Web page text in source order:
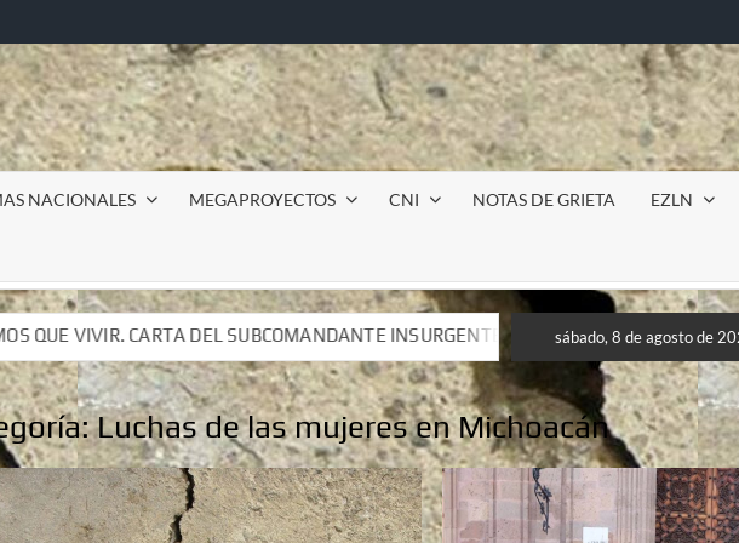
NACIONALES MEGAPROYECTOS CNI NOTAS DE GRIETA EZLN
INSURGENTE MOISÉS A LUIS DE TAVIRA
Incursión militar en la
INSURGENTE MOISÉS A LUIS DE TAVIRA
Incursión militar en la
sábado, 8 de agosto de
Luchas de las mujeres en Michoacán